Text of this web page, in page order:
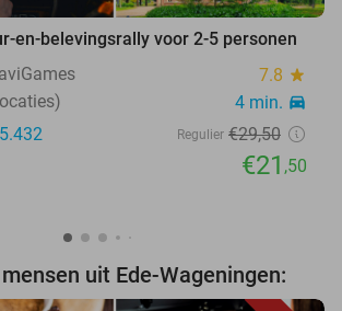
en-belevingsrally voor 2-5 personen
7.8 star
4 min. directions_car
Regulier €29,50
€21 ,50
uit Ede-Wageningen: